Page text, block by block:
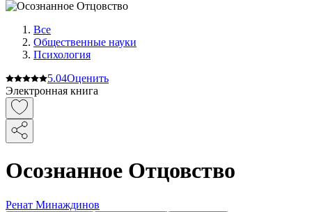
Все
Общественные науки
Психология
5.04Оценить
Электронная книга
Осознанное Отцовство
Ренат Минаждинов